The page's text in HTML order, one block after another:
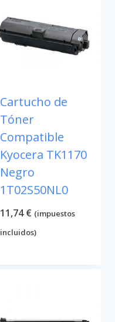
Cartucho de
Tóner
Compatible
Kyocera TK1170
Negro
1T02S50NL0
11,74€ (impuestos
incluidos)